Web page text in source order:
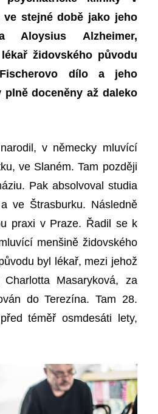
ve stejné době jako jeho
Aloysius Alzheimer,
židovského původu
dílo a jeho
doceněny až daleko
narodil, v německy mluvící
ve Slaném.Tam později
Pak absolvoval studia
ve Štrasburku. Následně
praxi v Praze. Řadil se k
menšiněžidovského
byl lékař, mezi jehož
Masaryková, za
do Terezína. Tam 28.
předtéměř osmdesáti lety,